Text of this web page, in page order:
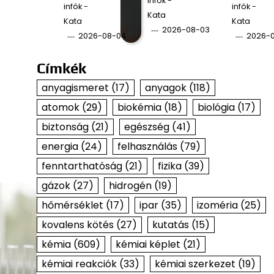
infók -
Kata
2026-08-04
Kata
2026-08-03
infók -
Kata
2026-
Címkék
anyagismeret (17) anyagok(118)
atomok(29) biokémia(18) biológia(17)
biztonság(21) egészség(41)
energia(24) felhasználás(79)
fenntarthatóság(21) fizika(39)
gázok(27) hidrogén(19)
hőmérséklet (17) ipar(35) izoméria(25)
kovalens kötés(27) kutatás(15)
kémia(609) kémiai képlet (21)
kémiai reakciók(33) kémiai szerkezet (19)